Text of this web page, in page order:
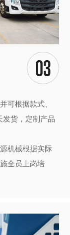
根据款式、
发货，定制产品
机械根据实际
全员上岗培